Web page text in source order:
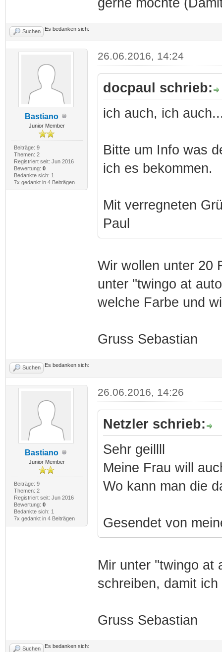
Suchen Es bedanken sich:
Bastiano
Junior Member
Beiträge: 9
Themen: 2
Registriert seit: Jun 2016
Bewertung: 0
Bedankte sich: 1
7x gedankt in 4 Beiträgen
26.06.2016, 14:24
docpaul schrieb:
ich auch, ich
Bitte um Info was
ich es bekommen.
Mit verregneten
Paul
Wir wollen unter 20
unter ''twingo at
welche Farbe und
Gruss Sebastian
Suchen Es bedanken sich:
Bastiano
Junior Member
Beiträge: 9
Themen: 2
Registriert seit: Jun 2016
Bewertung: 0
Bedankte sich: 1
7x gedankt in 4 Beiträgen
26.06.2016, 14:26
Netzler schrieb:
Sehr geillll
Meine Frau will
Wo kann man die
Gesendet von
Mir unter ''twingo at
schreiben, damit
Gruss Sebastian
Suchen Es bedanken sich: